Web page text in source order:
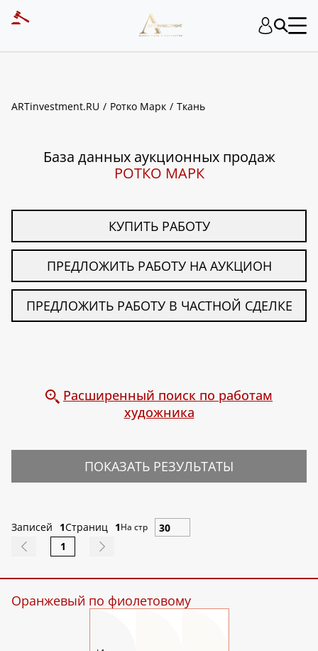
ARTinvestment.RU Ротко Марк Ткань
База данных аукционных продаж
РОТКО МАРК
КУПИТЬ РАБОТУ
ПРЕДЛОЖИТЬ РАБОТУ НА АУКЦИОН
ПРЕДЛОЖИТЬ РАБОТУ В ЧАСТНОЙ СДЕЛКЕ
Расширенный поиск по работам
художника
ПОКАЗАТЬ РЕЗУЛЬТАТЫ
Записей 1Страниц 1На стр
1
Оранжевый по фиолетовому